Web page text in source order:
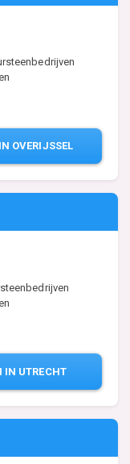
OVERIJSSEL
IN UTRECHT